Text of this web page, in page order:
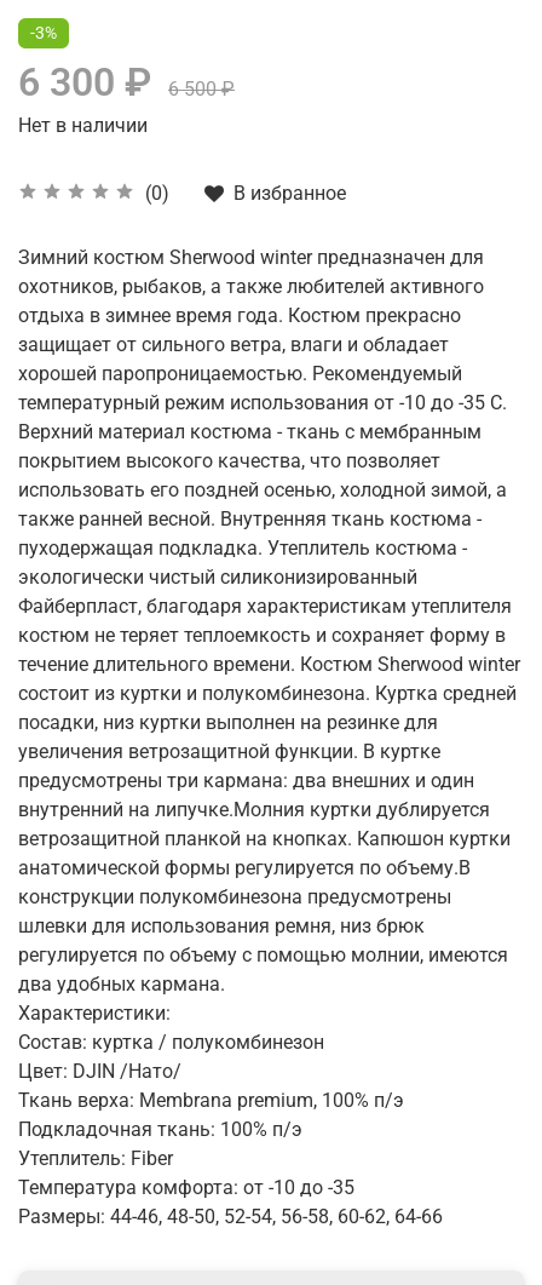
(0) В избранное
-3%
6 300 ₽
6 500 ₽
Нет в наличии
Зимний костюм Sherwood winter предназначен для
охотников, рыбаков, а также любителей активного
отдыха в зимнее время года. Костюм прекрасно
защищает от сильного ветра, влаги и обладает
хорошей паропроницаемостью. Рекомендуемый
температурный режим использования от -10 до -35 С.
Верхний материал костюма - ткань с мембранным
покрытием высокого качества, что позволяет
использовать его поздней осенью, холодной зимой, а
также ранней весной. Внутренняя ткань костюма -
пуходержащая подкладка. Утеплитель костюма -
экологически чистый силиконизированный
Файберпласт, благодаря характеристикам утеплителя
костюм не теряет теплоемкость и сохраняет форму в
течение длительного времени. Костюм Sherwood winter
состоит из куртки и полукомбинезона. Куртка средней
посадки, низ куртки выполнен на резинке для
увеличения ветрозащитной функции. В куртке
предусмотрены три кармана: два внешних и один
внутренний на липучке.Молния куртки дублируется
ветрозащитной планкой на кнопках. Капюшон куртки
анатомической формы регулируется по объему.В
конструкции полукомбинезона предусмотрены
шлевки для использования ремня, низ брюк
регулируется по объему с помощью молнии, имеются
два удобных кармана.
Характеристики:
Состав: куртка / полукомбинезон
Цвет: DJIN /Нато/
Ткань верха: Membrana premium, 100% п/э
Подкладочная ткань: 100% п/э
Утеплитель: Fiber
Температура комфорта: от -10 до -35
Размеры: 44-46, 48-50, 52-54, 56-58, 60-62, 64-66